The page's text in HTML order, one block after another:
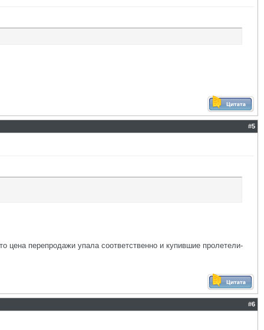
#5
цена перепродажи упала соответственно и купившие пролетели-
#6